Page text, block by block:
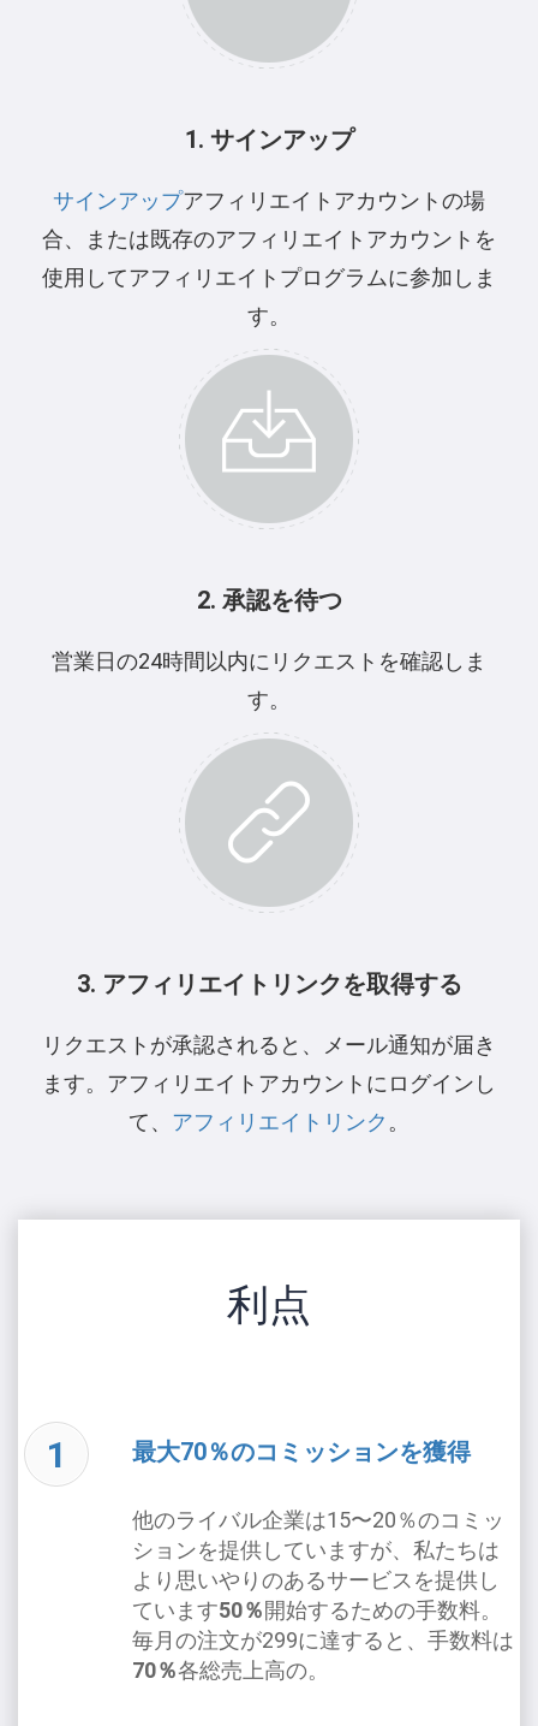
1. サインアップ
サインアップアフィリエイトアカウントの場
合、または既存のアフィリエイトアカウントを
使用してアフィリエイトプログラムに参加しま
す。
2. 承認を待つ
営業日の24時間以内にリクエストを確認しま
す。
3. アフィリエイトリンクを取得する
リクエストが承認されると、メール通知が届き
ます。アフィリエイトアカウントにログインし
て、 アフィリエイトリンク 。
利点
最大70％のコミッションを獲得
他のライバル企業は15〜20％のコミッ
ションを提供していますが、私たちは
より思いやりのあるサービスを提供し
ています50％開始するための手数料。
毎月の注文が299に達すると、手数料は
70％各総売上高の。